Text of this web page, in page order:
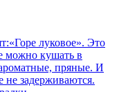
луковое». Это
можно кушать в
пряные. И
не задерживаются.